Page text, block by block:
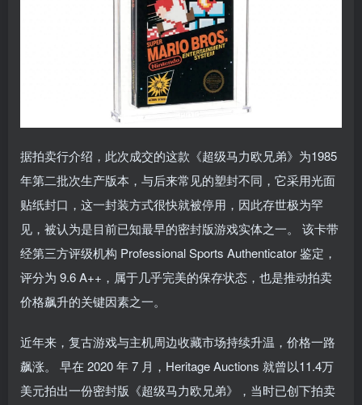
据拍卖行介绍，此次成交的这款《超级马力欧兄弟》为1985
年第二批次生产版本，与后来常见的塑封不同，它采用光面
贴纸封口，这一封装方式很快就被停用，因此存世极为罕
见，被认为是目前已知最早的密封版游戏实体之一。 该卡带
经第三方评级机构 Professional Sports Authenticator 鉴定，
评分为 9.6 A++，属于几乎完美的保存状态，也是推动拍卖
价格飙升的关键因素之一。
近年来，复古游戏与主机周边收藏市场持续升温，价格一路
飙涨。 早在 2020 年 7 月，Heritage Auctions 就曾以11.4万
美元拍出一份密封版《超级马力欧兄弟》，当时已创下拍卖